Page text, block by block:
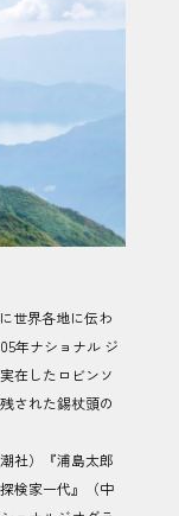
世界各地に伝わ
年ナショナル ジ
在したロビンソ
された錫杖頭の
社）『浦島太郎
検家一代』（中